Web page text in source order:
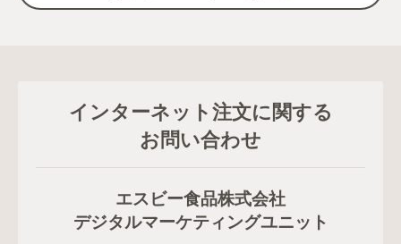
インターネット注文に関する
お問い合わせ
エスビー食品株式会社
デジタルマーケティングユニット